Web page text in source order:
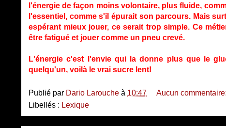
l'énergie de façon moins volontaire, plus fluide,
l'essentiel, comme s'il épurait son parcours. Mais
espérant mieux jouer, ce serait trop simple. Ce
être fatigué et jouer comme un pneu crevé.
L'énergie c'est l'envie qui la donne plus que le
quelqu'un, voilà le vrai sucre lent!
Publié par Dario Larouche à 10:47
Aucun commentaire:
Libellés : Lexique